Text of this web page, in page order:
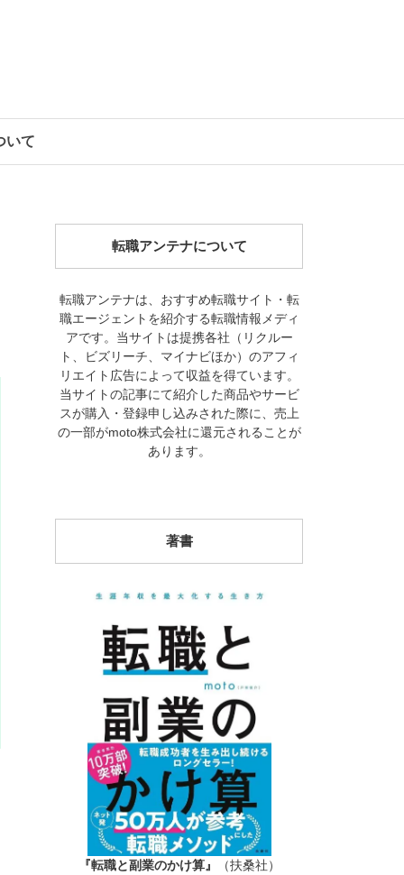
いて
転職アンテナについて
転職アンテナは、おすすめ転職サイト・転
職エージェントを紹介する転職情報メディ
アです。当サイトは提携各社（リクルー
ト、ビズリーチ、マイナビほか）のアフィ
リエイト広告によって収益を得ています。
当サイトの記事にて紹介した商品やサービ
スが購入・登録申し込みされた際に、売上
の一部がmoto株式会社に還元されることが
あります。
著書
『転職と副業のかけ算』
（扶桑社）